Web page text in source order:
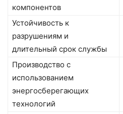
компонентов
Устойчивость к
разрушениям и
длительный срок службы
Производство с
использованием
энергосберегающих
технологий